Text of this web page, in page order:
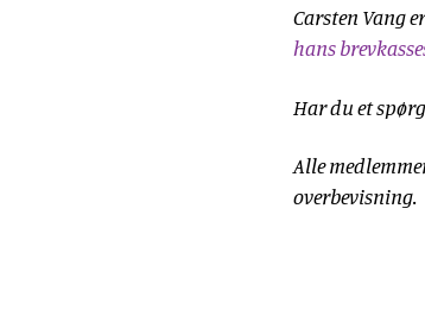
Carsten Vang
hans
Har du et
Alle
overbevisning.